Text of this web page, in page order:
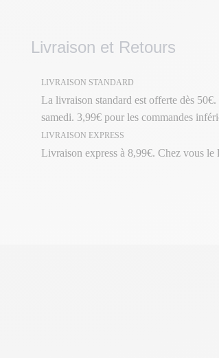
Livraison et Retours
LIVRAISON STANDARD
La livraison standard est offerte dès
samedi. 3,99€ pour les commandes
LIVRAISON EXPRESS
Livraison express à 8,99€. Chez vous le